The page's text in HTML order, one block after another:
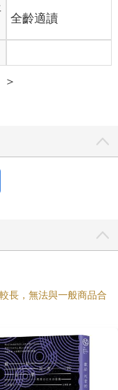
自己的髮型欣喜的
，我和別人說話時，
，最後，我成為教室
待我，雖然共處一
嘻哈玩鬧，只有我一
讓我非常在意，我自
是一種病態，也覺得
在的樣子，不介意沒
愛的手機吊飾，我就
機的電話簿裡也都是
羨慕又難過，心想要
裡沒有我可以容身的
暖氣從牆邊的暖爐冒
非常棒的地方。
的桌子坐下。在下午
很喜歡而翻了不知多
全齡適讀
＞
長，無法與一般商品合